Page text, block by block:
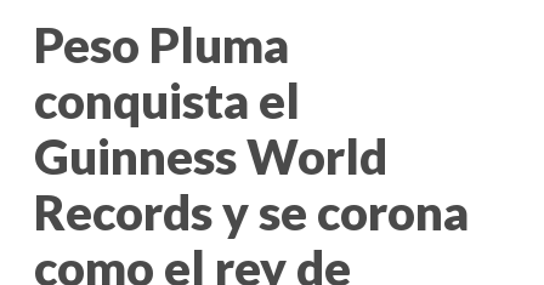
Peso Pluma
conquista el
Guinness World
Records y se corona
como el rey de